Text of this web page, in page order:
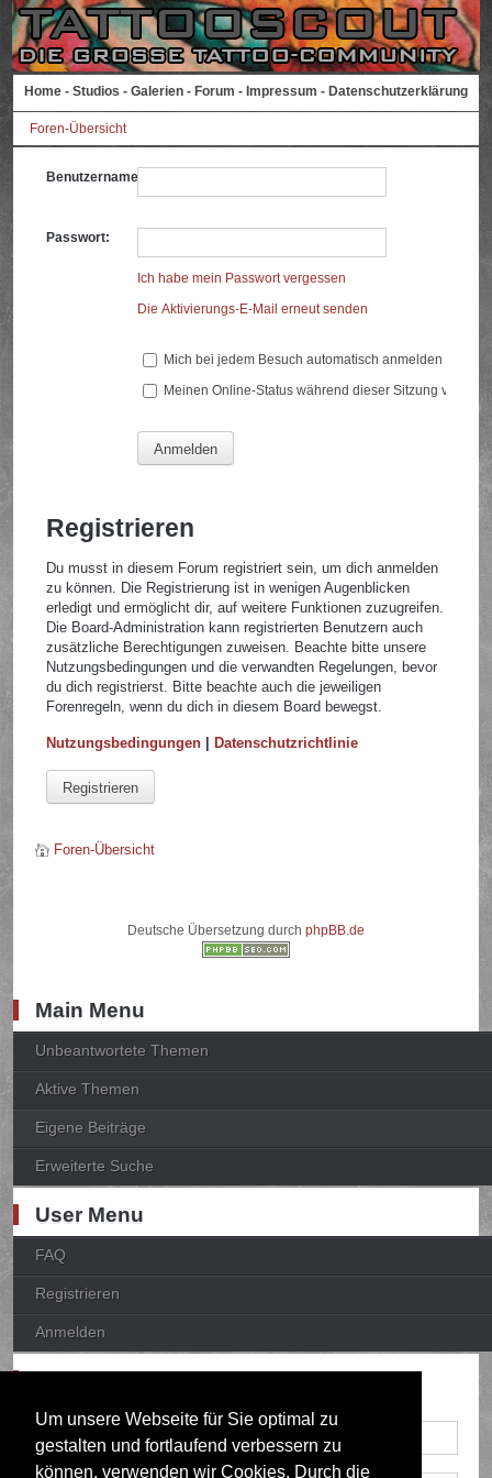
Um unsere Webseite für Sie optimal zu
gestalten und fortlaufend verbessern zu
können, verwenden wir Cookies. Durch die
Home - Studios - Galerien - Forum - Impressum - Datenschutzerklärung
Foren-Übersicht
Benutzername:
Passwort:
Ich habe mein Passwort vergessen
Die Aktivierungs-E-Mail erneut senden
Mich bei jedem Besuch automatisch anmelden
Meinen Online-Status während dieser Sitzung
Registrieren
Du musst in diesem Forum registriert sein, um dich anmelden
zu können. Die Registrierung ist in wenigen Augenblicken
erledigt und ermöglicht dir, auf weitere Funktionen zuzugreifen.
Die Board-Administration kann registrierten Benutzern auch
zusätzliche Berechtigungen zuweisen. Beachte bitte unsere
Nutzungsbedingungen und die verwandten Regelungen, bevor
du dich registrierst. Bitte beachte auch die jeweiligen
Forenregeln, wenn du dich in diesem Board bewegst.
Nutzungsbedingungen |Datenschutzrichtlinie
Registrieren
Foren-Übersicht
Deutsche Übersetzung durch phpBB.de
Main Menu
Unbeantwortete Themen
Aktive Themen
Eigene Beiträge
Erweiterte Suche
User Menu
FAQ
Registrieren
Anmelden